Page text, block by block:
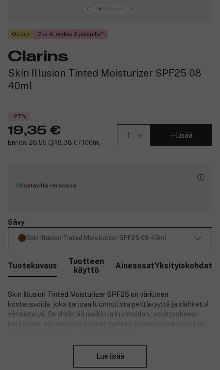
Outlet Ota 4, maksa 3 jäsenille
Clarins
Skin Illusion Tinted Moisturizer SPF25 08
40ml
-27%
19,35 €
Ennen: 26,55 € 48,38 € / 100ml
Lisää
Saatavilla verkossa
Sävy
Skin Illusion Tinted Moisturizer SPF25 08 40ml
Tuotekuvaus
Tuotteen
käyttö
AinesosatYksityiskohdat
Skin Illusion Tinted Moisturizer SPF25 on värillinen
kosteusvoide, joka tarjoaa luonnollista peittävyyttä ja säihkettä
viimeistelyä. Se yhdistää meikin ja ihonhoidon tasoittaakseen
ihon sävyä, antaakseen terveen hehkun ja vahvistaakseen ihon
% ihonhoitopohjainen. Matala molekyylipainoinen
Lue lisää